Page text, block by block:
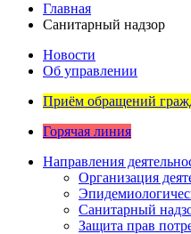
Главная
Санитарный надзор
Новости
Об управлении
Приём обращений
Горячая линия
Направления
Организация
Санитарный
Защита прав